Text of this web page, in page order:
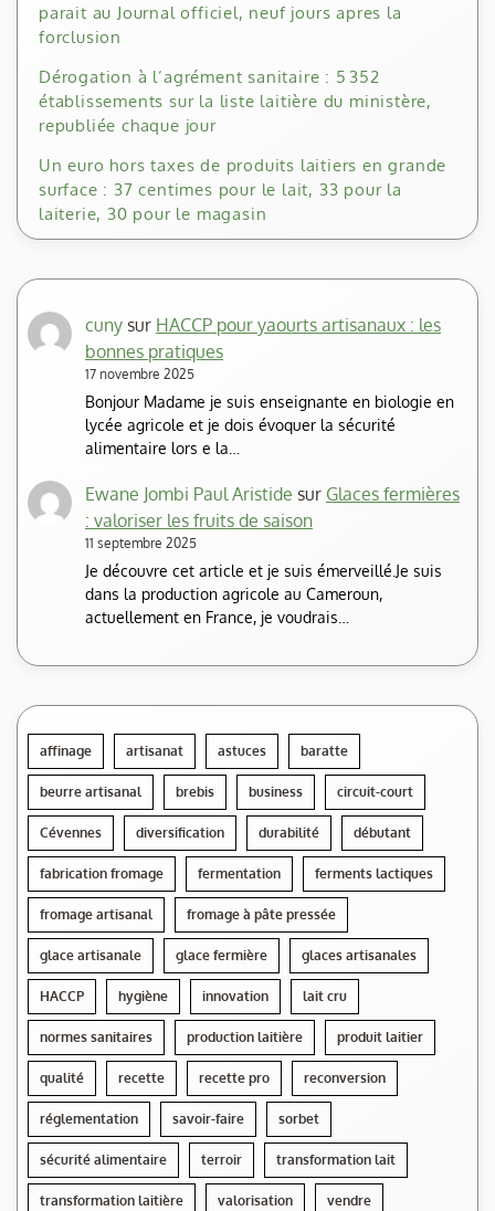
parait au Journal officiel, neuf jours apres la
forclusion
Dérogation à l’agrément sanitaire : 5 352
établissements sur la liste laitière du ministère,
republiée chaque jour
Un euro hors taxes de produits laitiers en grande
surface : 37 centimes pour le lait, 33 pour la
laiterie, 30 pour le magasin
cuny sur HACCP pour yaourts artisanaux : les
bonnes pratiques
17 novembre 2025
Bonjour Madame je suis enseignante en biologie en
lycée agricole et je dois évoquer la sécurité
alimentaire lors e la…
Ewane Jombi Paul Aristide sur Glaces fermières
: valoriser les fruits de saison
11 septembre 2025
Je découvre cet article et je suis émerveillé.Je suis
dans la production agricole au Cameroun,
actuellement en France, je voudrais…
affinage artisanat astuces baratte
beurre artisanal brebis business circuit-court
Cévennes diversification durabilité débutant
fabrication fromage fermentation ferments lactiques
fromage artisanal fromage à pâte pressée
glace artisanale glace fermière glaces artisanales
HACCP hygiène innovation lait cru
normes sanitaires production laitière produit laitier
qualité recette recette pro reconversion
réglementation savoir-faire sorbet
sécurité alimentaire terroir transformation lait
transformation laitière valorisation vendre